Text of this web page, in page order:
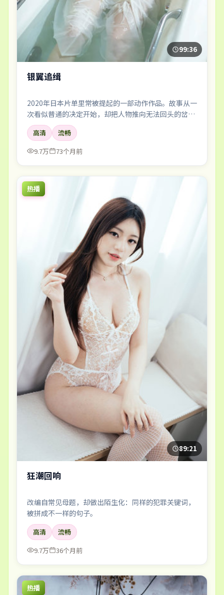
99:36
银翼追缉
2020年日本片单里常被提起的一部动作作品。故事从一
次看似普通的决定开始，却把人物推向无法回头的岔
路；剪辑利落，情绪像潮水一样有涨有落。
高清
流畅
9.7万
73个月前
热播
89:21
狂潮回响
改编自常见母题，却做出陌生化：同样的犯罪关键词，
被拼成不一样的句子。
高清
流畅
9.7万
36个月前
热播